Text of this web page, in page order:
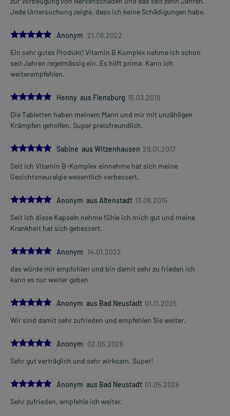
Jede Untersuchung zeigte, dass ich keine Schädigungen habe.
5.0Anonym 21.08.2022
Ein sehr gutes Produkt! Vitamin B Komplex nehme ich schon
seit Jahren regelmässig ein. Es hilft prima. Kann ich
weiterempfehlen.
5.0
Henny aus Flensburg 15.03.2019
Die Tabletten haben meinem Mann und mir mit unzähligen
Krämpfen geholfen. Super preisfreundlich.
5.0
Sabine aus Witzenhausen 29.01.2017
Seit ich Vitamin B-Komplex einnehme hat sich meine
Gesichtsneuralgie wesentlich verbessert.
5.0Anonym aus Altenstadt 13.08.2015
Seit ich diese Kapseln nehme fühle ich mich gut und meine
Krankheit hat sich gebessert.
5.0Anonym 14.01.2022
das würde mir empfohlen und bin damit sehr zu frieden ich
kann es nur weiter geben
5.0Anonym aus Bad Neustadt 01.11.2025
Wir sind damit sehr zufrieden und empfehlen Sie weiter.
5.0Anonym 02.05.2026
Sehr gut verträglich und sehr wirksam. Super!
5.0Anonym aus Bad Neustadt 01.05.2026
Sehr zufrieden, empfehle ich weiter.